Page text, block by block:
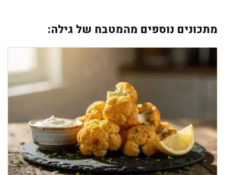
מתכונים נוספים מהמטבח של גילה: